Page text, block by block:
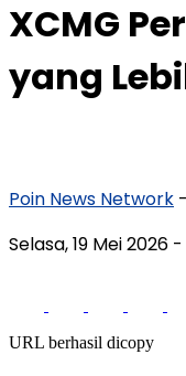
XCMG
yang
Poin News Network
Selasa, 19 Mei 2026 -
URL berhasil dicopy